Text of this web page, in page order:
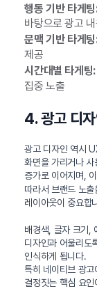
행동 기반 타게
바탕으로 광고
문맥 기반 타게
제공
시간대별 타게팅:
집중 노출
4. 광고 디
광고 디자인 역시
화면을 가리거나
증가로 이어지며,
따라서 브랜드 노
레이아웃이 중요합
배경색, 글자 크기,
디자인과 어울리도
인식하게 됩니다.
특히 네이티브 광
결정짓는 핵심 요인